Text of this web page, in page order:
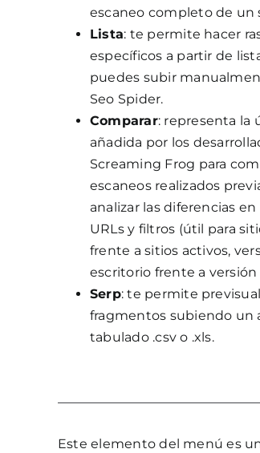
escaneo completo de un
Lista: te permite hacer
específicos a partir de
puedes subir
Seo Spider.
Comparar: representa la
añadida por los
Screaming Frog para
escaneos realizados
analizar las diferencias
URLs y filtros (útil para
frente a sitios activos,
escritorio frente a versión
Serp: te permite
fragmentos subiendo un
tabulado .csv o .xls.
Este elemento del menú es